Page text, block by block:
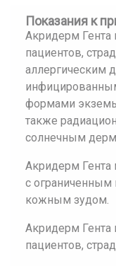
Показания к
Акридерм Гента
пациентов,
аллергическим
формами
также
солнечным
Акридерм Гента
с ограниченным
кожным зудом.
Акридерм Гента
пациентов,